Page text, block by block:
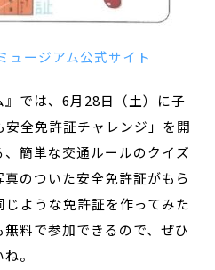
ュージアム公式サイト
』では、6月28日（土）に子
全免許証チャレンジ」を開
簡単な交通ルールのクイズ
のついた安全免許証がもら
ような免許証を作ってみた
料で参加できるので、ぜひ
。